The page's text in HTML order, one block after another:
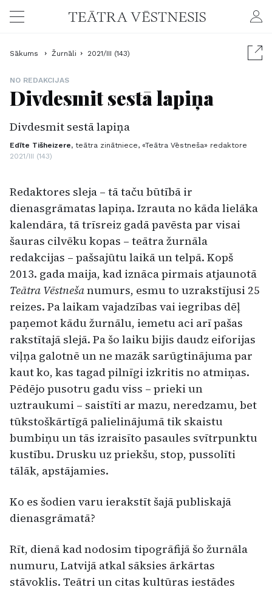
Sākums Žurnāli 2021/III (143)
NO REDAKCIJAS
Divdesmit sestā lapiņa
Divdesmit sestā lapiņa
Edīte Tišheizere, teātra zinātniece, «Teātra Vēstneša» redaktore
2021/III (143)
Redaktores sleja – tā taču būtībā ir
dienasgrāmatas lapiņa. Izrauta no kāda lielāka
kalendāra, tā trīsreiz gadā pavēsta par visai
šauras cilvēku kopas – teātra žurnāla
redakcijas – pašsajūtu laikā un telpā. Kopš
2013. gada maija, kad iznāca pirmais atjaunotā
Teātra Vēstnešanumurs, esmu to uzrakstījusi 25
reizes. Pa laikam vajadzības vai iegribas dēļ
paņemot kādu žurnālu, iemetu aci arī pašas
rakstītajā slejā. Pa šo laiku bijis daudz eiforijas
viļņa galotnē un ne mazāk sarūgtinājuma par
kaut ko, kas tagad pilnīgi izkritis no atmiņas.
Pēdējo pusotru gadu viss – prieki un
uztraukumi – saistīti ar mazu, neredzamu, bet
tūkstoškārtīgā palielinājumā tik skaistu
bumbiņu un tās izraisīto pasaules svītrpunktu
kustību. Drusku uz priekšu, stop, pussolīti
tālāk, apstājamies.
Ko es šodien varu ierakstīt šajā publiskajā
dienasgrāmatā?
Rīt, dienā kad nodosim tipogrāfijā šo žurnāla
numuru, Latvijā atkal sāksies ārkārtas
stāvoklis. Teātri un citas kultūras iestādes